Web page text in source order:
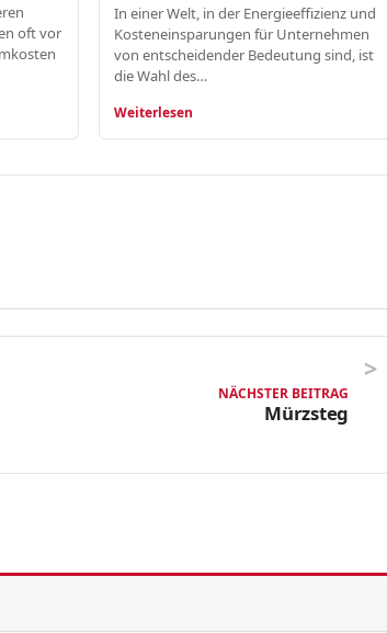
oft vor
In einer Welt, in der Energieeffizienz und
Kosteneinsparungen für Unternehmen
von entscheidender Bedeutung sind, ist
die Wahl des…
Weiterlesen
NÄCHSTER BEITRAG
Mürzsteg